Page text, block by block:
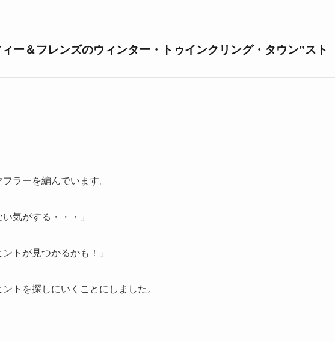
ー＆フレンズのウィンター・トゥインクリング・タウン”スト
ラーを編んでいます。
気がする・・・」
トが見つかるかも！」
トを探しにいくことにしました。